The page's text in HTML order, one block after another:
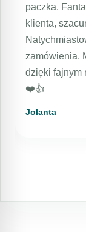
paczka.
klienta,
zamówienia.
dzięki fajnym
❤️👍️
Jolanta